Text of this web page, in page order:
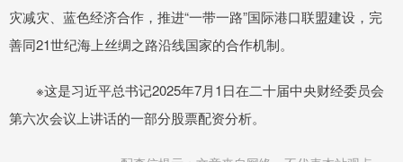
灾减灾、蓝色经济合作，推进“一带一路”国际港口联盟建设，完
善同21世纪海上丝绸之路沿线国家的合作机制。
※这是习近平总书记2025年7月1日在二十届中央财经委员会
第六次会议上讲话的一部分股票配资分析。